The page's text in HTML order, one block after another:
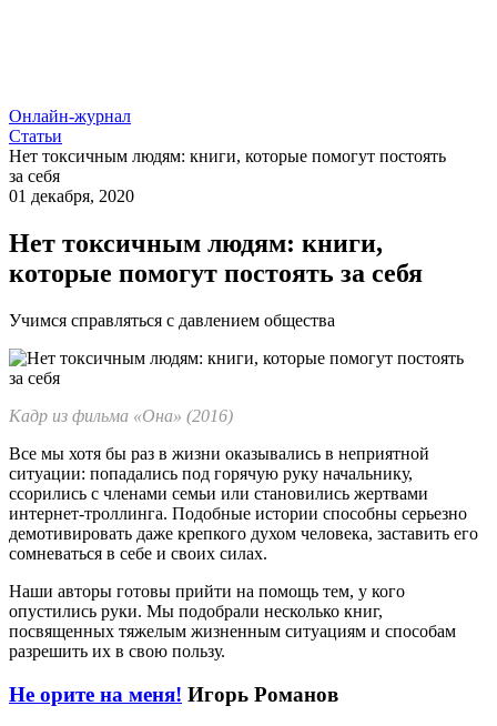
Онлайн-журнал
Статьи
Нет токсичным людям: книги, которые помогут постоять
за себя
01 декабря, 2020
Нет токсичным людям: книги,
которые помогут постоять за себя
Учимся справляться с давлением общества
Кадр из фильма «Она» (2016)
Все мы хотя бы раз в жизни оказывались в неприятной
ситуации: попадались под горячую руку начальнику,
ссорились с членами семьи или становились жертвами
интернет-троллинга. Подобные истории способны серьезно
демотивировать даже крепкого духом человека, заставить его
сомневаться в себе и своих силах.
Наши авторы готовы прийти на помощь тем, у кого
опустились руки. Мы подобрали несколько книг,
посвященных тяжелым жизненным ситуациям и способам
разрешить их в свою пользу.
Не орите на меня! Игорь Романов